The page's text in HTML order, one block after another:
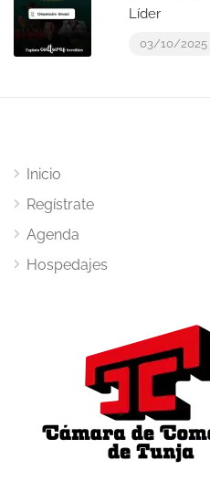
Líder
03/10/2025
Inicio
Regístrate
Agenda
Hospedajes